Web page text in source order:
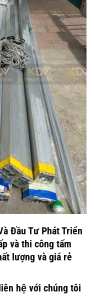
Đầu Tư Phát Triển
và thi công tấm
lượng và giá rẻ
hệ với chúng tôi